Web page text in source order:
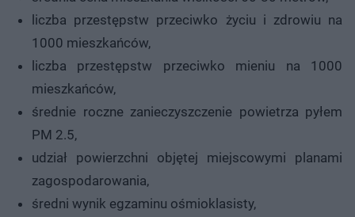
liczba przestępstw przeciwko życiu i zdrowiu na
1000 mieszkańców,
liczba przestępstw przeciwko mieniu na 1000
mieszkańców,
średnie roczne zanieczyszczenie powietrza pyłem
PM 2.5,
udział powierzchni objętej miejscowymi planami
zagospodarowania,
średni wynik egzaminu ośmioklasisty,